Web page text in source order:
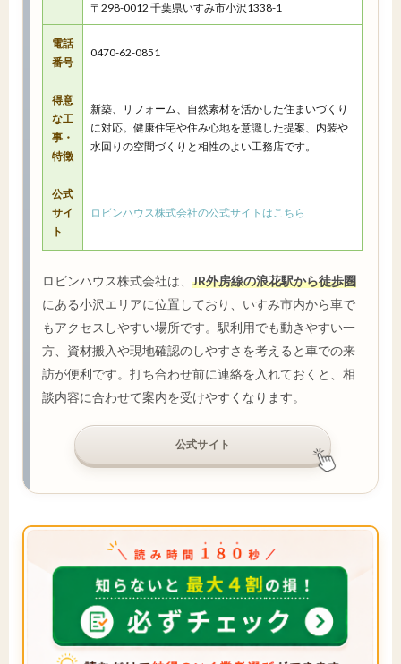
〒298-0012 千葉県いすみ市小沢1338-1
電話
番号
0470-62-0851
得意
な工
事・
特徴
新築、リフォーム、自然素材を活かした住まいづくり
に対応。健康住宅や住み心地を意識した提案、内装や
水回りの空間づくりと相性のよい工務店です。
公式
サイ
ト
ロビンハウス株式会社の公式サイトはこちら
ロビンハウス株式会社は、 JR外房線の浪花駅から徒歩圏
にある小沢エリアに位置しており、いすみ市内から車で
もアクセスしやすい場所です。駅利用でも動きやすい一
方、資材搬入や現地確認のしやすさを考えると車での来
訪が便利です。打ち合わせ前に連絡を入れておくと、相
談内容に合わせて案内を受けやすくなります。
公式サイト